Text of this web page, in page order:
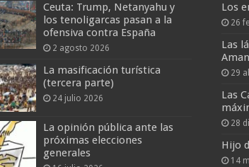
Ceuta: Trump, Netanyahu y
los tenoligarcas pasan a la
ofensiva contra España
2 agosto 2026
La masificación turística
(tercera parte)
24 julio 2026
La opinión pública ante las
próximas elecciones
generales
Los
26
Las
29
Las
28
Hijo
14